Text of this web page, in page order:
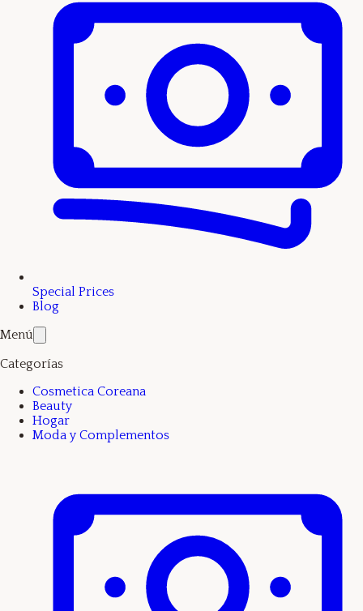
Special Prices
Blog
Menú
Categorías
Cosmetica Coreana
Beauty
Hogar
Moda y Complementos